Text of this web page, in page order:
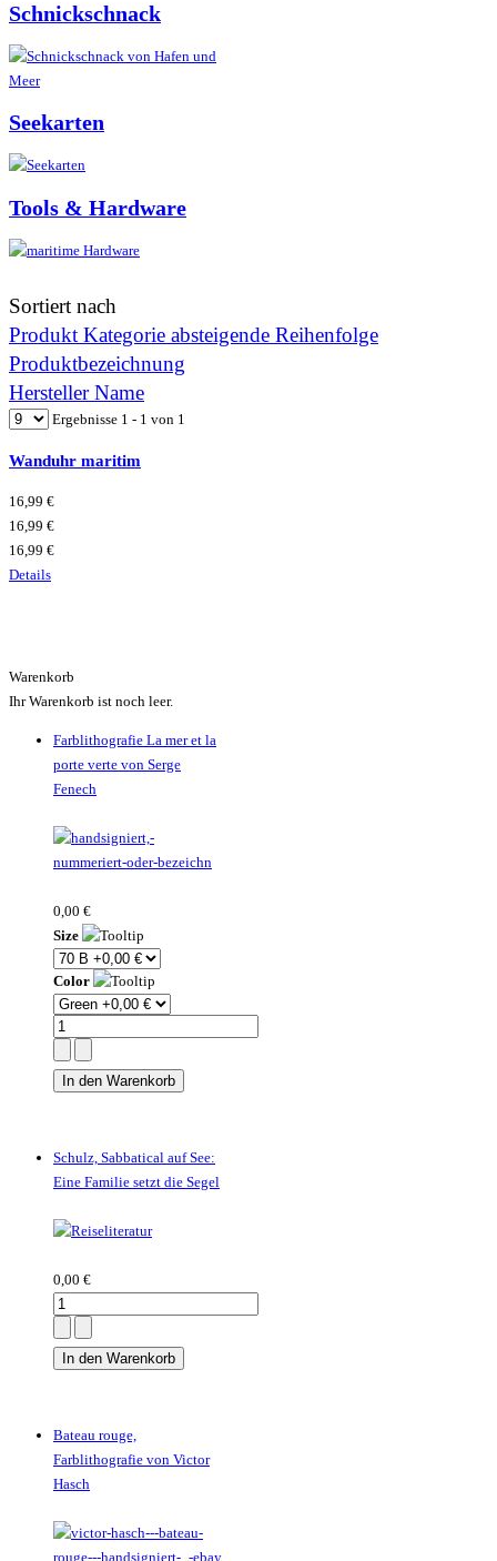
Schnickschnack
Seekarten
Tools & Hardware
Sortiert nach
Produkt Kategorie absteigende Reihenfolge
Produktbezeichnung
Hersteller Name
Ergebnisse 1 - 1 von 1
Wanduhr maritim
16,99 €
16,99 €
16,99 €
Details
Warenkorb
Ihr Warenkorb ist noch leer.
Farblithografie La mer et la
porte verte von Serge
Fenech
0,00 €
Size
Color
Schulz, Sabbatical auf See:
Eine Familie setzt die Segel
0,00 €
Bateau rouge,
Farblithografie von Victor
Hasch